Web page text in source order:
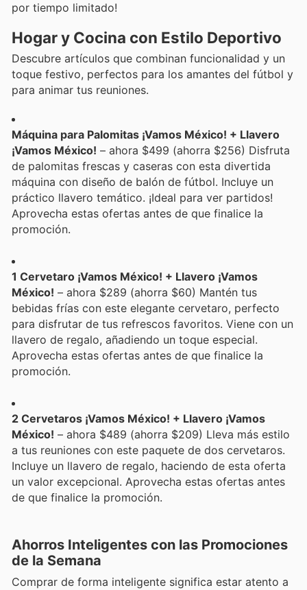
por tiempo limitado!
Hogar y Cocina con Estilo Deportivo
Descubre artículos que combinan funcionalidad y un
toque festivo, perfectos para los amantes del fútbol y
para animar tus reuniones.
Máquina para Palomitas ¡Vamos México! + Llavero
¡Vamos México! – ahora $499 (ahorra $256) Disfruta
de palomitas frescas y caseras con esta divertida
máquina con diseño de balón de fútbol. Incluye un
práctico llavero temático. ¡Ideal para ver partidos!
Aprovecha estas ofertas antes de que finalice la
promoción.
1 Cervetaro ¡Vamos México! + Llavero ¡Vamos
México! – ahora $289 (ahorra $60) Mantén tus
bebidas frías con este elegante cervetaro, perfecto
para disfrutar de tus refrescos favoritos. Viene con un
llavero de regalo, añadiendo un toque especial.
Aprovecha estas ofertas antes de que finalice la
promoción.
2 Cervetaros ¡Vamos México! + Llavero ¡Vamos
México! – ahora $489 (ahorra $209) Lleva más estilo
a tus reuniones con este paquete de dos cervetaros.
Incluye un llavero de regalo, haciendo de esta oferta
un valor excepcional. Aprovecha estas ofertas antes
de que finalice la promoción.
Ahorros Inteligentes con las Promociones
de la Semana
Comprar de forma inteligente significa estar atento a